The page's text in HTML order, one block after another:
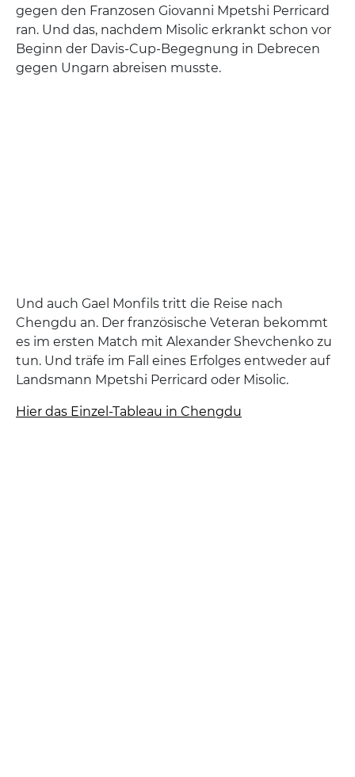
gegen den Franzosen Giovanni Mpetshi Perricard
ran. Und das, nachdem Misolic erkrankt schon vor
Beginn der Davis-Cup-Begegnung in Debrecen
gegen Ungarn abreisen musste.
Und auch Gael Monfils tritt die Reise nach
Chengdu an. Der französische Veteran bekommt
es im ersten Match mit Alexander Shevchenko zu
tun. Und träfe im Fall eines Erfolges entweder auf
Landsmann Mpetshi Perricard oder Misolic.
Hier das Einzel-Tableau in Chengdu